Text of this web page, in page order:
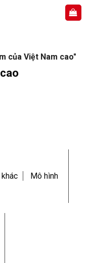
của Việt Nam cao"
Mô hình